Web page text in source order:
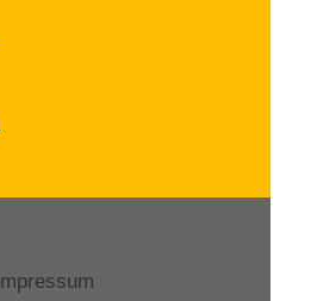
Impressum